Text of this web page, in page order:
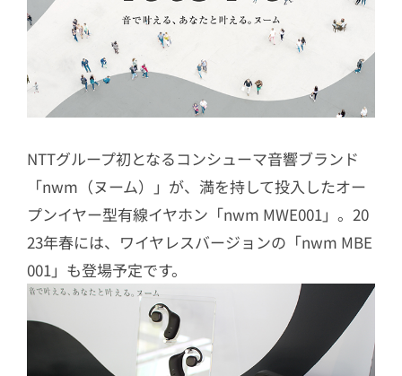
NTTグループ初となるコンシューマ音響ブランド
「nwm（ヌーム）」が、満を持して投入したオー
プンイヤー型有線イヤホン「nwm MWE001」。20
23年春には、ワイヤレスバージョンの「nwm MBE
001」も登場予定です。